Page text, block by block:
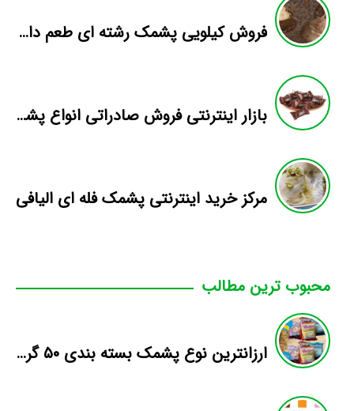
فروش کیلویی پشمک رشته ای طعم دار میوه
بازار اینترنتی فروش صادراتی انواع پشمک الیافی/شکلاتی
مرکز خرید اینترنتی پشمک فله ای الیافی
محبوب ترین مطالب
ارزانترین نوع پشمک بسته بندی ۵۰ گرمی